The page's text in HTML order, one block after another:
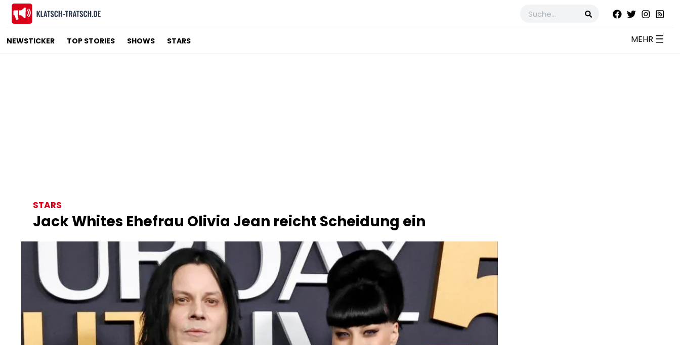
NEWSTICKER TOP STORIES SHOWS STARS
STARS
Jack Whites Ehefrau Olivia Jean reicht Scheidung ein